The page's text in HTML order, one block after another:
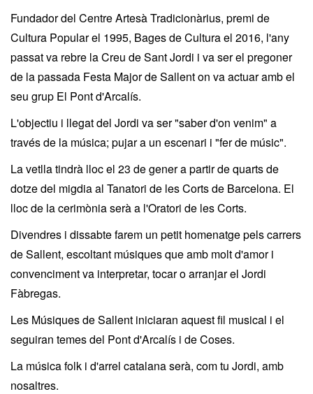
Fundador del Centre Artesà Tradicionàrius, premi de
Cultura Popular el 1995, Bages de Cultura el 2016, l'any
passat va rebre la Creu de Sant Jordi i va ser el pregoner
de la passada Festa Major de Sallent on va actuar amb el
seu grup El Pont d'Arcalís.
L'objectiu i llegat del Jordi va ser "saber d'on venim" a
través de la música; pujar a un escenari i "fer de músic".
La vetlla tindrà lloc el 23 de gener a partir de quarts de
dotze del migdia al Tanatori de les Corts de Barcelona. El
lloc de la cerimònia serà a l'Oratori de les Corts.
Divendres i dissabte farem un petit homenatge pels carrers
de Sallent, escoltant músiques que amb molt d'amor i
convenciment va interpretar, tocar o arranjar el Jordi
Fàbregas.
Les Músiques de Sallent iniciaran aquest fil musical i el
seguiran temes del Pont d'Arcalís i de Coses.
La música folk i d'arrel catalana serà, com tu Jordi, amb
nosaltres.